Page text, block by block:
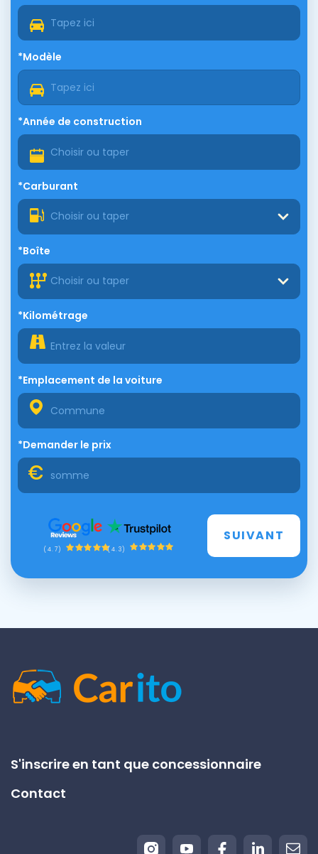
*Modèle
*Année de construction
*Carburant
Choisir ou taper
*Boîte
Choisir ou taper
*Kilométrage
*Emplacement de la voiture
*Demander le prix
(4.7) (4.3)
SUIVANT
S'inscrire en tant que concessionnaire
Contact